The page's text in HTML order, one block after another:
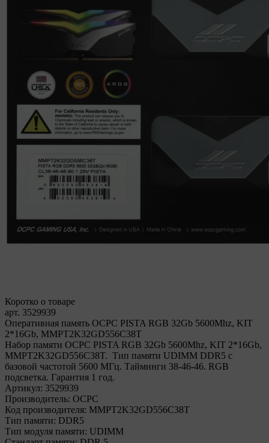
Коротко о товаре
арт. 3529939
Оперативная память OCPC PISTA RGB 32Gb 5600Mhz, KIT
2*16Gb, MMPT2K32GD556C38T
Набор памяти OCPC PISTA RGB 32Gb 5600Mhz, KIT 2*16Gb,
MMPT2K32GD556C38T. Тип памяти UDIMM DDR5 с
базовой частотой 5600 МГц. Тайминги 38-46-46. RGB
подсветка. Гарантия 1 год.
Артикул: 3529939
Производитель: OCPC
Код производителя: MMPT2K32GD556C38T
Тип памяти: DDR5
Тип модуля памяти: UDIMM